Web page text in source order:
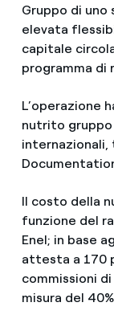
Gruppo di
elevata
capitale
programma di
L’operazione
nutrito
internazionali,
Il costo della
funzione del
Enel; in base
attesta a 170
commissioni
misura del